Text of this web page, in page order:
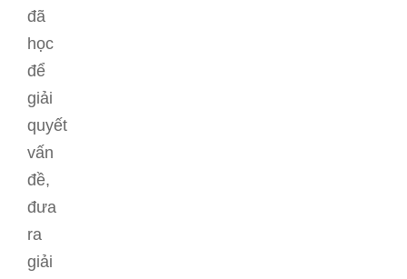
đã
học
để
giải
quyết
vấn
đề,
đưa
ra
giải